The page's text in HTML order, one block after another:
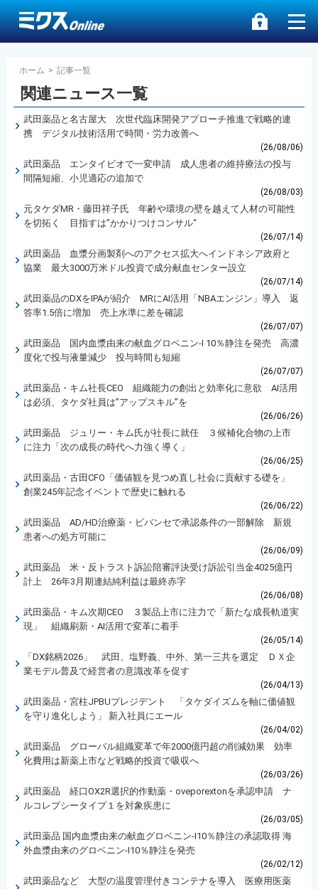
ホーム > 記事一覧
関連ニュース一覧
武田薬品と名古屋大 次世代臨床開発アプローチ推進で戦略的連
携 デジタル技術活用で時間・労力改善へ
(26/08/06)
武田薬品 エンタイビオで一変申請 成人患者の維持療法の投与
間隔短縮、小児適応の追加で
(26/08/03)
元タケダMR・藤田祥子氏 年齢や環境の壁を越えて人材の可能性
を切拓く 目指すは”かかりつけコンサル“
(26/07/14)
武田薬品 血漿分画製剤へのアクセス拡大へインドネシア政府と
協業 最大3000万米ドル投資で成分献血センター設立
(26/07/14)
武田薬品のDXをIPAが紹介 MRにAI活用「NBAエンジン」導入 返
答率1.5倍に増加 売上水準に差を確認
(26/07/07)
武田薬品 国内血漿由来の献血グロベニン-I 10％静注を発売 高濃
度化で投与液量減少 投与時間も短縮
(26/07/07)
武田薬品・キム社長CEO 組織能力の創出と効率化に意欲 AI活用
は必須、タケダ社員は”アップスキル”を
(26/06/26)
武田薬品 ジュリー・キム氏が社長に就任 ３候補化合物の上市
に注力「次の成長の時代へ力強く導く」
(26/06/25)
武田薬品・古田CFO「価値観を見つめ直し社会に貢献する礎を」
創業245年記念イベントで歴史に触れる
(26/06/22)
武田薬品 AD/HD治療薬・ビバンセで承認条件の一部解除 新規
患者への処方可能に
(26/06/09)
武田薬品 米・反トラスト訴訟陪審評決受け訴訟引当金4025億円
計上 26年3月期連結純利益は最終赤字
(26/06/08)
武田薬品・キム次期CEO ３製品上市に注力で「新たな成長軌道実
現」 組織刷新・AI活用で変革に着手
(26/05/14)
「DX銘柄2026」 武田、塩野義、中外、第一三共を選定 ＤＸ企
業モデル普及で経営者の意識改革を促す
(26/04/13)
武田薬品・宮柱JPBUプレジデント 「タケダイズムを軸に価値観
を守り進化しよう」 新入社員にエール
(26/04/02)
武田薬品 グローバル組織変革で年2000億円超の削減効果 効率
化費用は新薬上市など戦略的投資で吸収へ
(26/03/26)
武田薬品 経口OX2R選択的作動薬・oveporextonを承認申請 ナ
ルコレプシータイプ１を対象疾患に
(26/03/05)
武田薬品 国内血漿由来の献血グロベニン-I10％静注の承認取得 海
外血漿由来のグロベニン-I10％静注を発売
(26/02/12)
武田薬品など 大型の温度管理付きコンテナを導入 医療用医薬